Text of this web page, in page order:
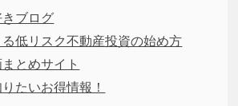
ブログ
低リスク不動産投資の始め方
とめサイト
たいお得情報！